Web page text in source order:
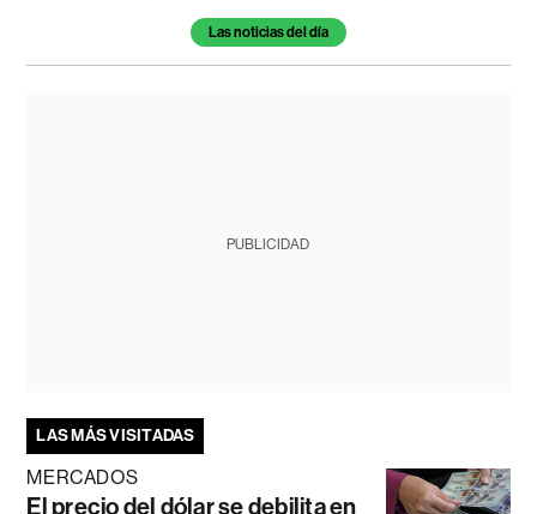
Las noticias del día
PUBLICIDAD
LAS MÁS VISITADAS
MERCADOS
El precio del dólar se debilita en